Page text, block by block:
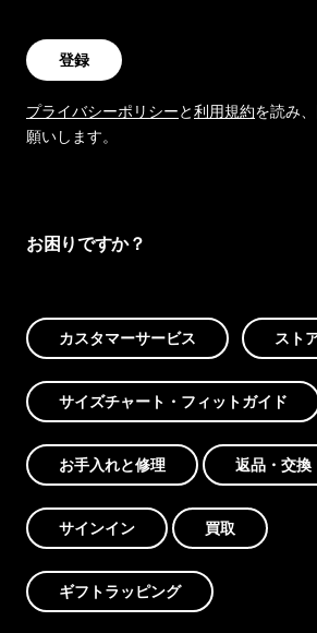
登録
プライバシーポリシーと利用規約を読み
願いします。
お困りですか？
カスタマーサービス スト
サイズチャート・フィットガイド
お手入れと修理 返品・交換
サインイン 買取
ギフトラッピング